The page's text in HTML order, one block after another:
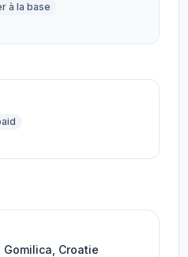
à la base
Croatie